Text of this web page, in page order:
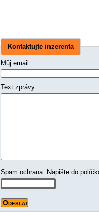
Kontaktujte inzerenta
Můj email
Text zprávy
Spam ochrana: Napište